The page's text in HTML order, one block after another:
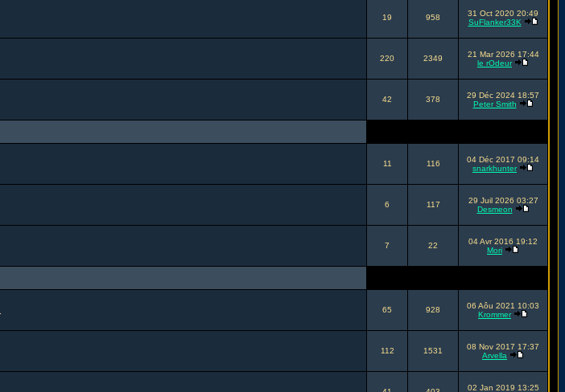
19 958
31 Oct 2020 20:49
SuFlanker33K
220 2349
21 Mar 2026 17:44
le rOdeur
42 378
29 Déc 2024 18:57
Peter Smith
11 116
04 Déc 2017 09:14
snarkhunter
6 117
29 Juil 2026 03:27
Desmeon
7 22
04 Avr 2016 19:12
Mori
65 928
06 Aôu 2021 10:03
Krommer
112 1531
08 Nov 2017 17:37
Arvella
02 Jan 2019 13:25